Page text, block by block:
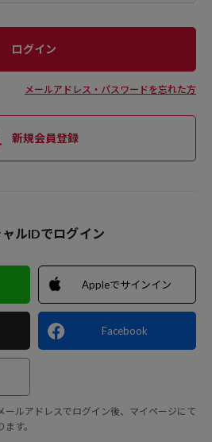
メールアドレス・パスワードを忘れた方
新規会員登録
ルIDでログイン
Appleでサインイン
Facebook
ルアドレスでログイン後、マイページにて
す。